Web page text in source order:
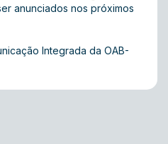
anunciados nos próximos
Integrada da OAB-